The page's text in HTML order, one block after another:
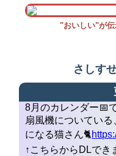
"おいしい"が
さしす
8月のカレンダー📅
扇風機についてい
になる猫さん🐈
↑こちらからDLでき